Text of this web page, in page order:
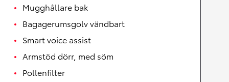
Mugghållare bak
Bagagerumsgolv vändbart
Smart voice assist
Armstöd dörr, med söm
Pollenfilter